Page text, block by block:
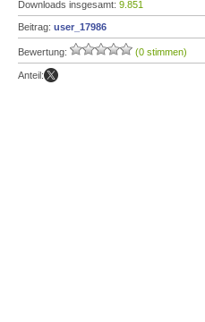
Downloads insgesamt: 9.851
Beitrag: user_17986
Bewertung: (0 stimmen)
Anteil: